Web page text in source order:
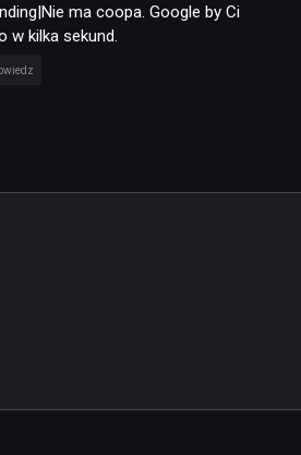
ma coopa. Google by Ci
w kilka sekund.